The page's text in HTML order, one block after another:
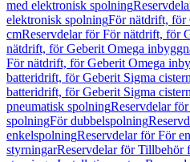
med elektronisk spolning
elektronisk spolningFör nätdrift, för
cmReservdelar för För nätdrift, för
nätdrift, för Geberit Omega
För nätdrift, för Geberit Omega
batteridrift, för Geberit Sigma
batteridrift, för Geberit Sigma
pneumatisk spolningReservdelar
spolningFör dubbelspolning
enkelspolningReservdelar för För
styrningarReservdelar för Tillbehör